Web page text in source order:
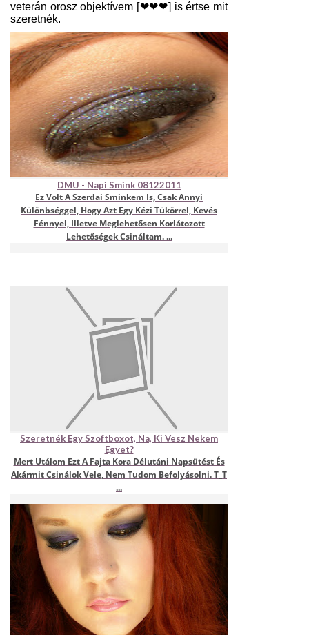
veterán orosz objektívem [❤❤❤] is értse mit
szeretnék.
DMU - Napi Smink 08122011
Ez Volt A Szerdai Sminkem Is, Csak Annyi
Különbséggel, Hogy Azt Egy Kézi Tükörrel, Kevés
Fénnyel, Illetve Meglehetősen Korlátozott
Lehetőségek Csináltam. ...
Szeretnék Egy Szoftboxot, Na, Ki Vesz Nekem
Egyet?
Mert Utálom Ezt A Fajta Kora Délutáni Napsütést És
Akármit Csinálok Vele, Nem Tudom Befolyásolni. T_T
...